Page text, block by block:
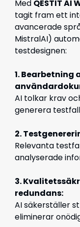
Med QESTIT AI
tagit fram ett
avancerade
MistralAI)
testdesignen:
1. Bearbetning
AI tolkar krav
generera
2.
Relevanta
analyserade
3.
redundans:
AI säkerställer
eliminerar